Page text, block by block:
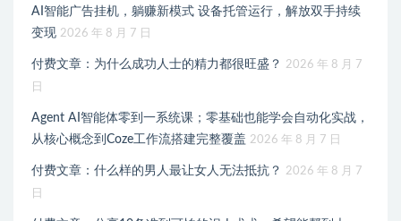
AI智能广告挂机，躺赚新模式 设备托管运行，解放双手持续
变现 2026 年 8 月 7 日
付费文章：为什么成功人士的精力都很旺盛？
2026 年 8 月 7
日
Agent AI智能体零到一系统课；零基础也能学会自动化实战，
从核心概念到Coze工作流搭建完整覆盖 2026 年 8 月 7 日
付费文章：什么样的男人最让女人无法抵抗？
2026 年 8 月 7
日